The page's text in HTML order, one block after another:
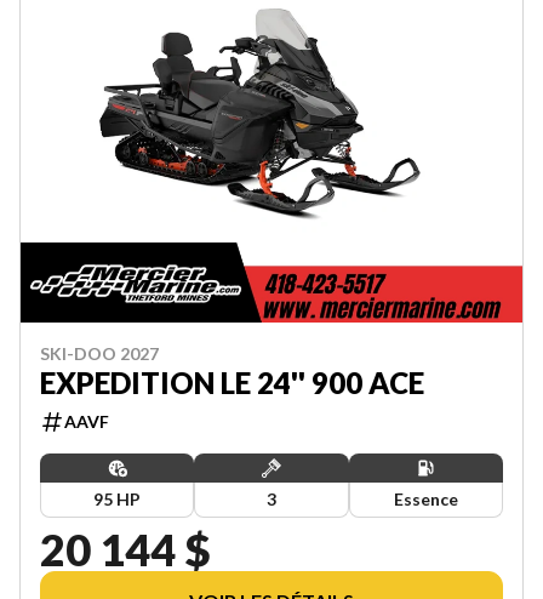
SKI-DOO 2027
EXPEDITION LE 24'' 900 ACE
AAVF
95 HP 3 Essence
20 144 $